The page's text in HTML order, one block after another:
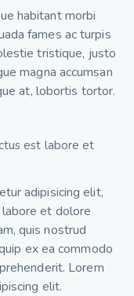
habitant morbi
fames ac turpis
tristique, justo
magna accumsan
at, lobortis tortor.
est labore et
adipisicing elit,
et dolore
quis nostrud
ex ea commodo
Lorem
elit.